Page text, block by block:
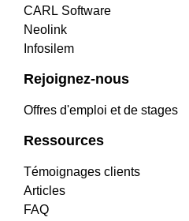
CARL Software
Neolink
Infosilem
Rejoignez-nous
Offres d'emploi et de stages
Ressources
Témoignages clients
Articles
FAQ